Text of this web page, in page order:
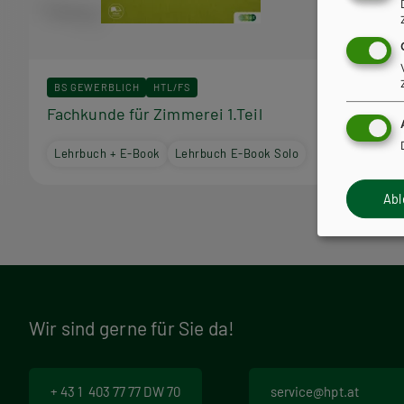
a
m
m
BS GEWERBLICH HTL/FS
Fachkunde für Zimmerei 1.Teil
Lehrbuch + E-Book Lehrbuch E-Book Solo
BS
Wir sind gerne für Sie da!
+ 43 1 403 77 77 DW 70 service@hpt.at